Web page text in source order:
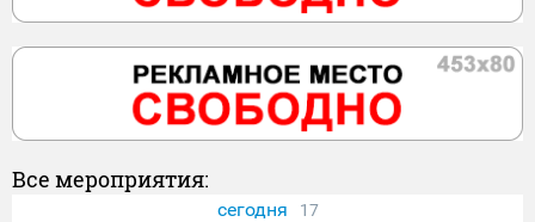
Все мероприятия:
сегодня 17